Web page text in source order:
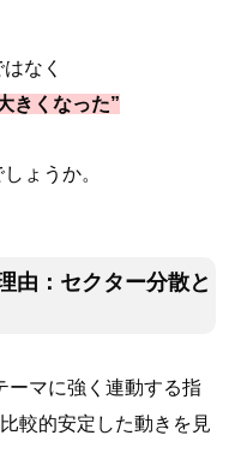
なく
きくなった”
ょうか。
由：セクター分散と
ーマに強く連動する指
較的安定した動きを見